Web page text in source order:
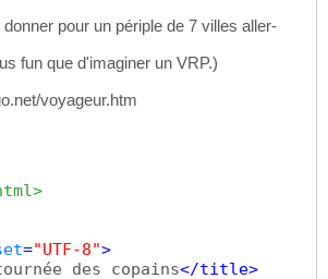
pour un périple de 7 villes aller-
fun que d'imaginer un VRP.)
voyageur.htm
="UTF-8">
des copains</title>